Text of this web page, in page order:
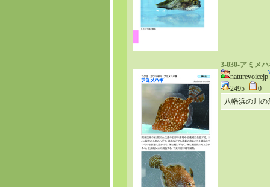
3-030-アミメ
naturevoicejp
2495
0
八幡浜の川